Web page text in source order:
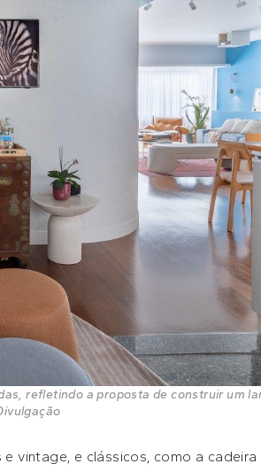
refletindo a proposta de construir um
vintage, e clássicos, como a cadeira